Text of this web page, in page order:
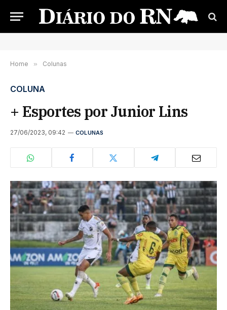
Home » Colunas
COLUNA
+ Esportes por Junior Lins
27/06/2023, 09:42 COLUNAS